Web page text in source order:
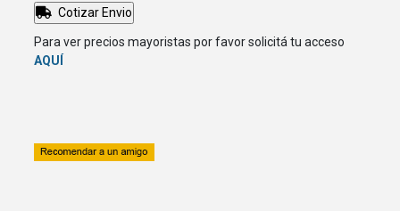
Cotizar Envio
Para ver precios mayoristas por favor solicitá tu acceso
AQUÍ